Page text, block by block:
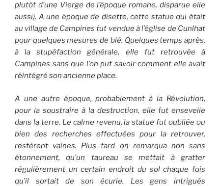
plutôt d’une Vierge de l’époque romane, disparue elle
aussi). A une époque de disette, cette statue qui était
au village de Campines fut vendue à l’église de Cunlhat
pour quelques mesures de blé. Quelques temps après,
à la stupéfaction générale, elle fut retrouvée à
Campines sans que l’on put savoir comment elle avait
réintégré son ancienne place.
A une autre époque, probablement à la Révolution,
pour la soustraire à la destruction, elle fut ensevelie
dans la terre. Le calme revenu, la statue fut oubliée ou
bien des recherches effectuées pour la retrouver,
restèrent vaines. Plus tard on remarqua non sans
étonnement, qu’un taureau se mettait à gratter
régulièrement un certain endroit du sol chaque fois
qu’il sortait de son écurie. Les gens intrigués